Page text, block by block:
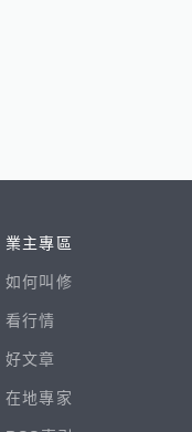
業主專區
如何叫修
看行情
好文章
在地專家